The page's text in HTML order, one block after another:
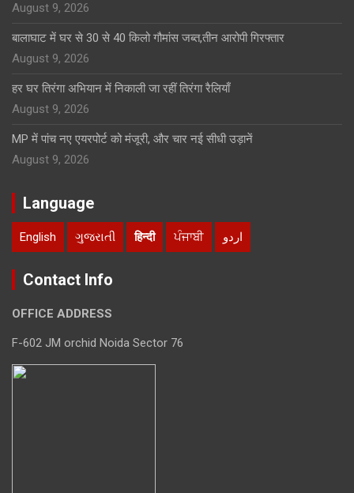
August 9, 2026
बालाघाट में घर से 30 से 40 किलो गौमांस जब्त,तीन आरोपी गिरफ्तार
August 9, 2026
हर घर तिरंगा अभियान में निकाली जा रहीं तिरंगा रैलियाँ
August 9, 2026
MP में पांच नए एयरपोर्ट को मंजूरी, और चार नई सीधी उड़ानें
August 9, 2026
Language
English ગુજરાતી हिन्दी ਪੰਜਾਬੀ اردو
Contact Info
OFFICE ADDRESS
F-602 JM orchid Noida Sector 76